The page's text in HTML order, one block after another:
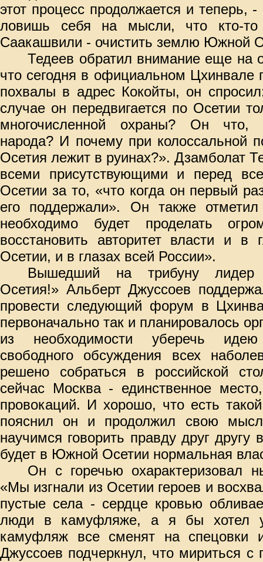
этот процесс продолжается и теперь,
ловишь себя на мысли, что кто-то
Саакашвили - очистить землю Южной
Тедеев обратил внимание еще на
что сегодня в официальном Цхинвале
похвалы в адрес Кокойты, он
случае он передвигается по Осетии
многочисленной охраны? Он что,
народа? И почему при
Осетия лежит в руинах?». Дзамболат
всеми присутствующими и перед
Осетии за то, «что когда он первый
его поддержали». Он также
необходимо будет проделать
восстановить авторитет власти и
Осетии, и в глазах всей России».
Вышедший на трибуну лидер
Осетия!» Альберт Джуссоев
провести следующий форум в
первоначально так и планировалось
из необходимости уберечь идею
свободного обсуждения всех
решено собраться в российской
сейчас Москва - единственное
провокаций. И хорошо, что есть
пояснил он и продолжил свою
научимся говорить правду друг другу
будет в Южной Осетии нормальная
Он с горечью охарактеризовал
«Мы изгнали из Осетии героев и
пустые села - сердце кровью
люди в камуфляже, а я бы хотел
камуфляж все сменят на спецовки
Джуссоев подчеркнул, что мириться с